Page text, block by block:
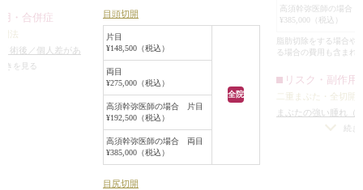
・合併症
法
術後／個人差があ
術後）/
きを見る
の形を尖らせたまま2.0mm弱ずつ目
を内側に大きくしました。
目尻切開は、自然な範囲内で目が最
大限外側に広がるようにデザインし
て行い、その結果、約1.5mmずつ外
側に広がりました。
タレ目形成は、目尻切開で外側に広
がった部分も含めて下まぶたの黒目
の外側を約2mm下げるようにしまし
た。
手術後は、患者様の希望された超幅
目頭切開
片目
¥148,500（税込）
全院
両目
¥275,000（税込）
高須幹弥医師の場合 片目
¥192,500（税込）
高須幹弥医師の場合 両目
¥385,000（税込）
目尻切開
高須幹弥医師の場合
¥385,000（税込）
脂肪切除をする場合や
る場合の費用も含まれ
リスク・副作用
二重まぶた・全切開
まぶたの強い腫れ（
内出血（
続き